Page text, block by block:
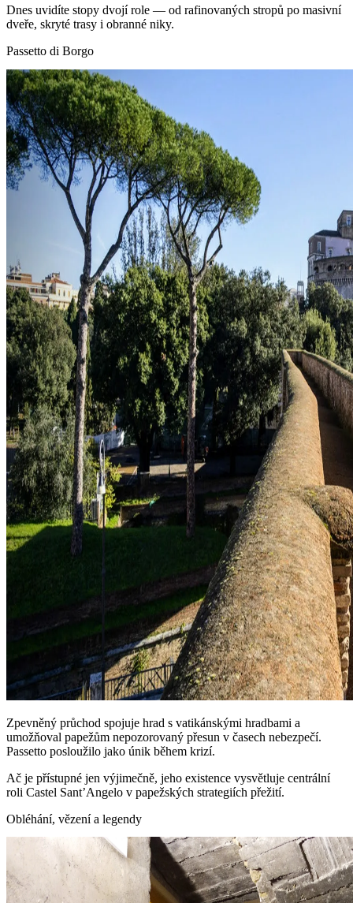
Dnes uvidíte stopy dvojí role — od rafinovaných stropů po masivní
dveře, skryté trasy i obranné niky.
Passetto di Borgo
Zpevněný průchod spojuje hrad s vatikánskými hradbami a
umožňoval papežům nepozorovaný přesun v časech nebezpečí.
Passetto posloužilo jako únik během krizí.
Ač je přístupné jen výjimečně, jeho existence vysvětluje centrální
roli Castel Sant’Angelo v papežských strategiích přežití.
Obléhání, vězení a legendy